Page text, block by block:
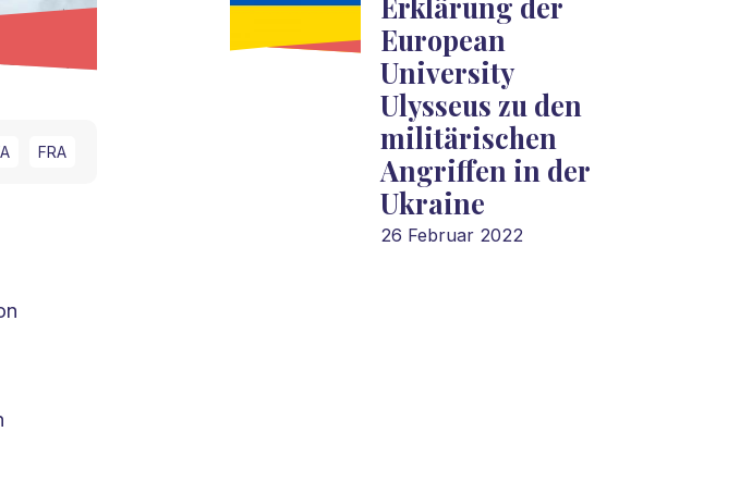
FRA
Erklärung der
European
University
Ulysseus zu den
militärischen
Angriffen in der
Ukraine
26 Februar 2022